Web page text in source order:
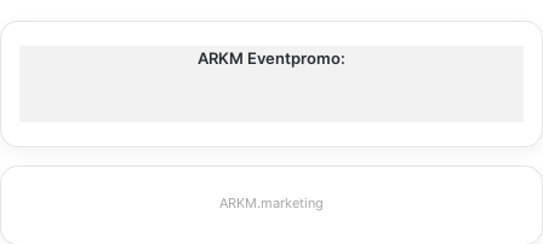
ARKM Eventpromo:
ARKM.marketing